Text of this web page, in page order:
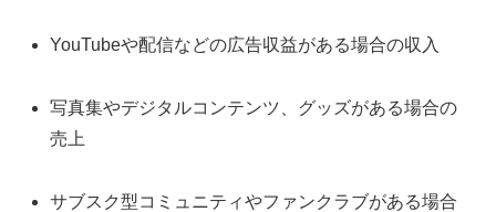
YouTubeや配信などの広告収益がある場合の収入
写真集やデジタルコンテンツ、グッズがある場合の
売上
サブスク型コミュニティやファンクラブがある場合